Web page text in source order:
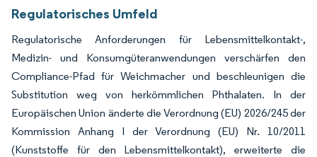
Regulatorisches Umfeld
Regulatorische Anforderungen für Lebensmittelkontakt-,
Medizin- und Konsumgüteranwendungen verschärfen den
Compliance-Pfad für Weichmacher und beschleunigen die
Substitution weg von herkömmlichen Phthalaten. In der
Europäischen Union änderte die Verordnung (EU) 2026/245 der
Kommission Anhang I der Verordnung (EU) Nr. 10/2011
(Kunststoffe für den Lebensmittelkontakt), erweiterte die